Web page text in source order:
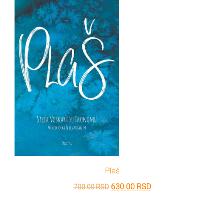
700.00 RSD.
Plaš
700.00RSD Originalna
630.00 RSDTrenutna